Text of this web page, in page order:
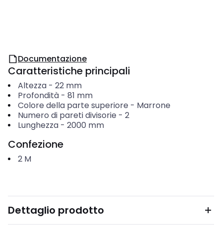
Documentazione
Caratteristiche principali
Altezza- 22 mm
Profondità- 81 mm
Colore della parte superiore - Marrone
Numero di pareti divisorie - 2
Lunghezza- 2000 mm
Confezione
2 M
Dettaglio prodotto